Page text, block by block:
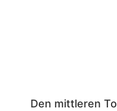
Den mittleren